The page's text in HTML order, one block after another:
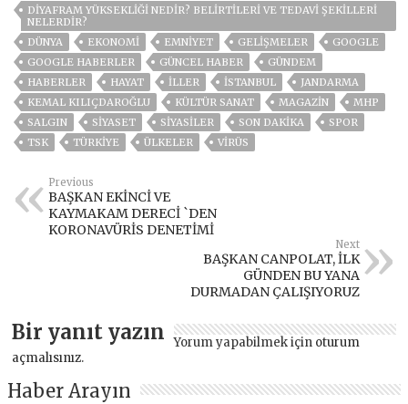
DIYAFRAM YÜKSEKLIĞI NEDIR? BELIRTILERI VE TEDAVI ŞEKILLERI
NELERDIR?
DÜNYA
EKONOMİ EMNİYET GELIŞMELER
GOOGLE
GOOGLE HABERLER
GÜNCEL HABER
GÜNDEM
HABERLER
HAYAT İLLER ISTANBUL
JANDARMA
KEMAL KILIÇDAROĞLU
KÜLTÜR SANAT MAGAZİN
MHP
SALGIN
SİYASET SİYASİLER SON DAKIKA
SPOR
TSK
TÜRKİYE ÜLKELER VIRÜS
Previous
BAŞKAN EKİNCİ VE
KAYMAKAM DERECİ `DEN
KORONAVÜRİS DENETİMİ
Next
BAŞKAN CANPOLAT, İLK
GÜNDEN BU YANA
DURMADAN ÇALIŞIYORUZ
Bir yanıt yazın Yorum yapabilmek için oturum
açmalısınız.
Haber Arayın